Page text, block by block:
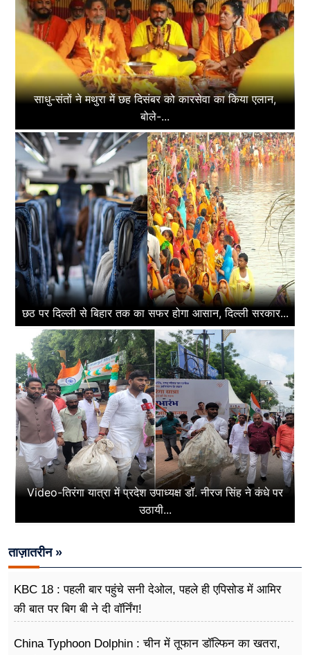
साधु-संतों ने मथुरा में छह दिसंबर को कारसेवा का किया एलान,
बोले-...
छठ पर दिल्ली से बिहार तक का सफर होगा आसान, दिल्ली सरकार...
Video-तिरंगा यात्रा में प्रदेश उपाध्यक्ष डॉ. नीरज सिंह ने कंधे पर
उठायी...
ताज़ातरीन »
KBC 18 : पहली बार पहुंचे सनी देओल, पहले ही एपिसोड में आमिर
की बात पर बिग बी ने दी वॉर्निंग!
China Typhoon Dolphin : चीन में तूफान डॉल्फिन का खतरा,